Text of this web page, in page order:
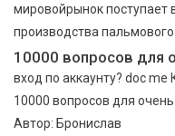
мировойрынок поступает
производства
10000 вопросов для
вход по аккаунту? doc me
10000 вопросов для
Автор: Бронислав